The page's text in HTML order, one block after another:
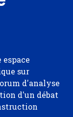
sur
d'analyse
d'un débat